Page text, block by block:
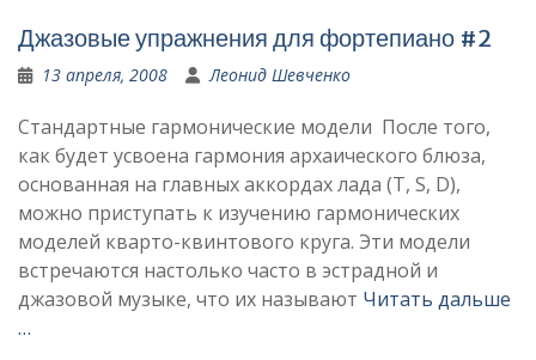
Джазовые упражнения для фортепиано #2
13 апреля, 2008 Леонид Шевченко
Стандартные гармонические модели После того,
как будет усвоена гармония архаического блюза,
основанная на главных аккордах лада (T, S, D),
можно приступать к изучению гармонических
моделей кварто-квинтового круга. Эти модели
встречаются настолько часто в эстрадной и
джазовой музыке, что их называют Читать дальше
…